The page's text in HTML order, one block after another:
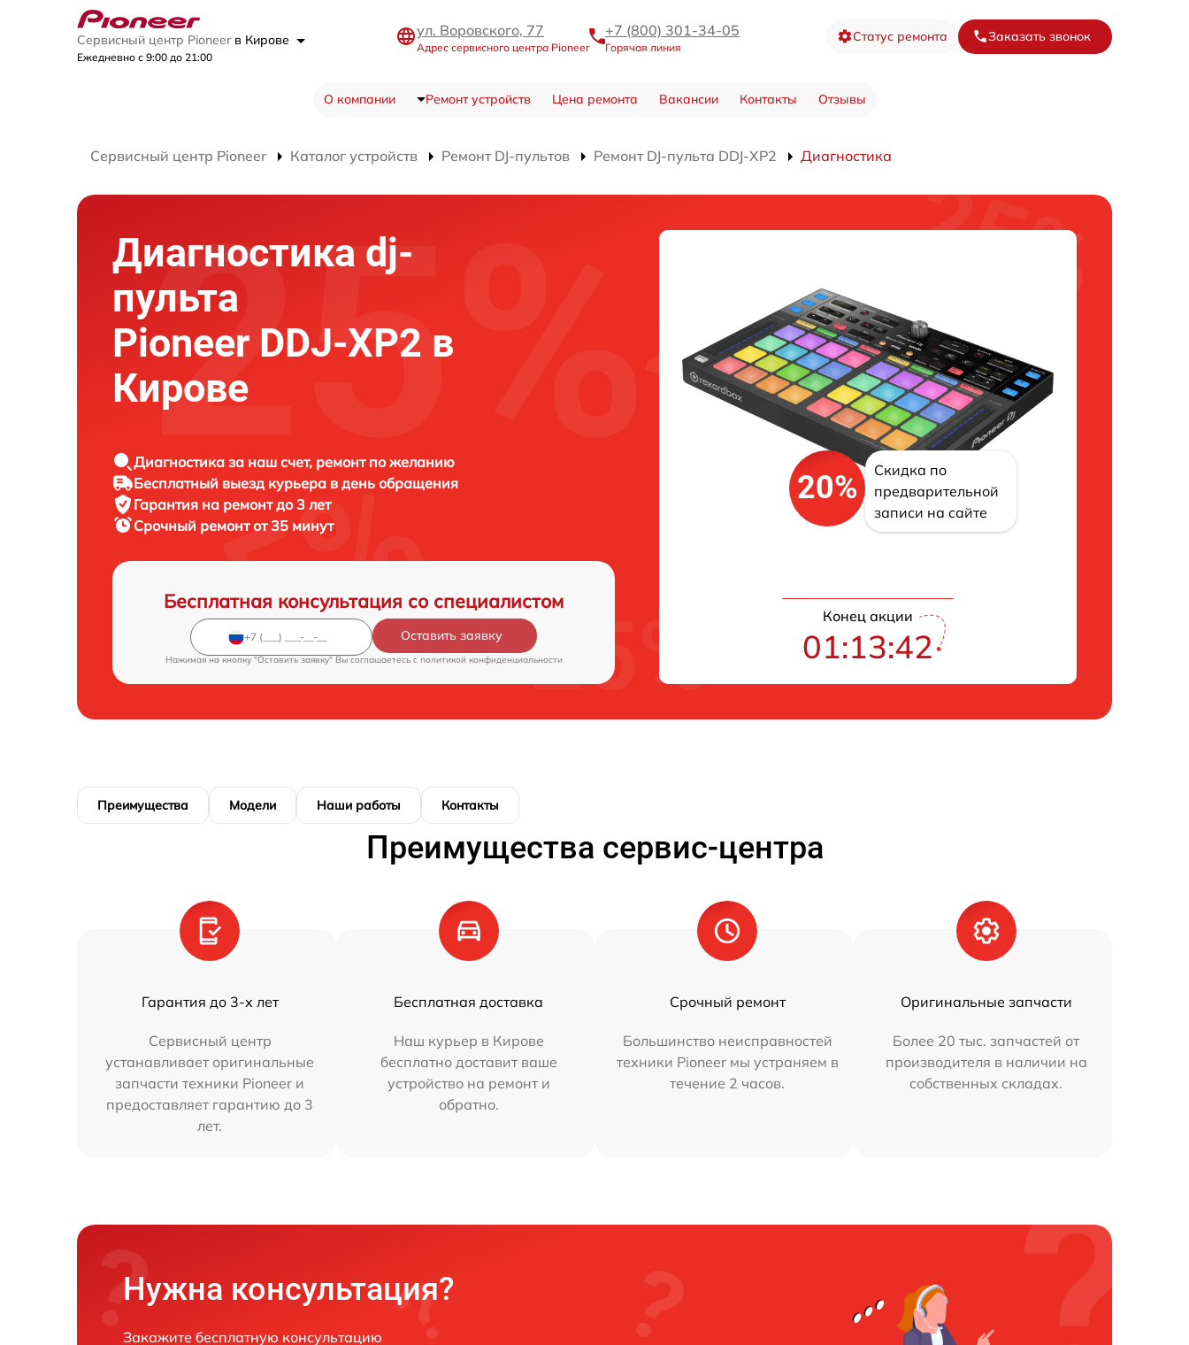
Сервисный центр Pioneer в Кирове
Ежедневно с 9:00 до 21:00
ул. Воровского, 77
Адрес сервисного центра Pioneer
+7 (800) 301-34-05
Горячая линия
Статус ремонта Заказать звонок
О компании Ремонт устройств Цена ремонта Вакансии Контакты Отзывы
Сервисный центр Pioneer Каталог устройств Ремонт DJ-пультов Ремонт DJ-пульта DDJ-XP2 Диагностика
Диагностика dj-
пульта
Pioneer DDJ-XP2 в
Кирове
Диагностика за наш счет, ремонт по желанию
Бесплатный выезд курьера в день обращения
Гарантия на ремонт до 3 лет
Срочный ремонт от 35 минут
Бесплатная консультация со специалистом
Оставить заявку
Нажимая на кнопку "Оставить заявку" Вы соглашаетесь c политикой конфиденциальности
20%
Скидка по
предварительной
записи на сайте
Конец акции
01:13:41
Преимущества Модели Наши работы Контакты
Преимущества сервис-центра
Гарантия до 3-х лет
Сервисный центр
устанавливает оригинальные
запчасти техники Pioneer и
предоставляет гарантию до 3
лет.
Бесплатная доставка
Наш курьер в Кирове
бесплатно доставит ваше
устройство на ремонт и
обратно.
Срочный ремонт
Большинство неисправностей
техники Pioneer мы устраняем в
течение 2 часов.
Оригинальные запчасти
Более 20 тыс. запчастей от
производителя в наличии на
собственных складах.
Нужна консультация?
Закажите бесплатную консультацию